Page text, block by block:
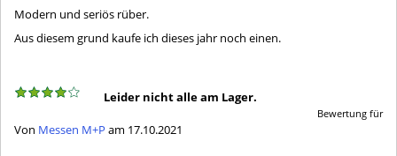
Modern und seriös rüber.
Aus diesem grund kaufe ich dieses jahr noch einen.
Leider nicht alle am Lager.
Bewertung für
Von Messen M+P am 17.10.2021